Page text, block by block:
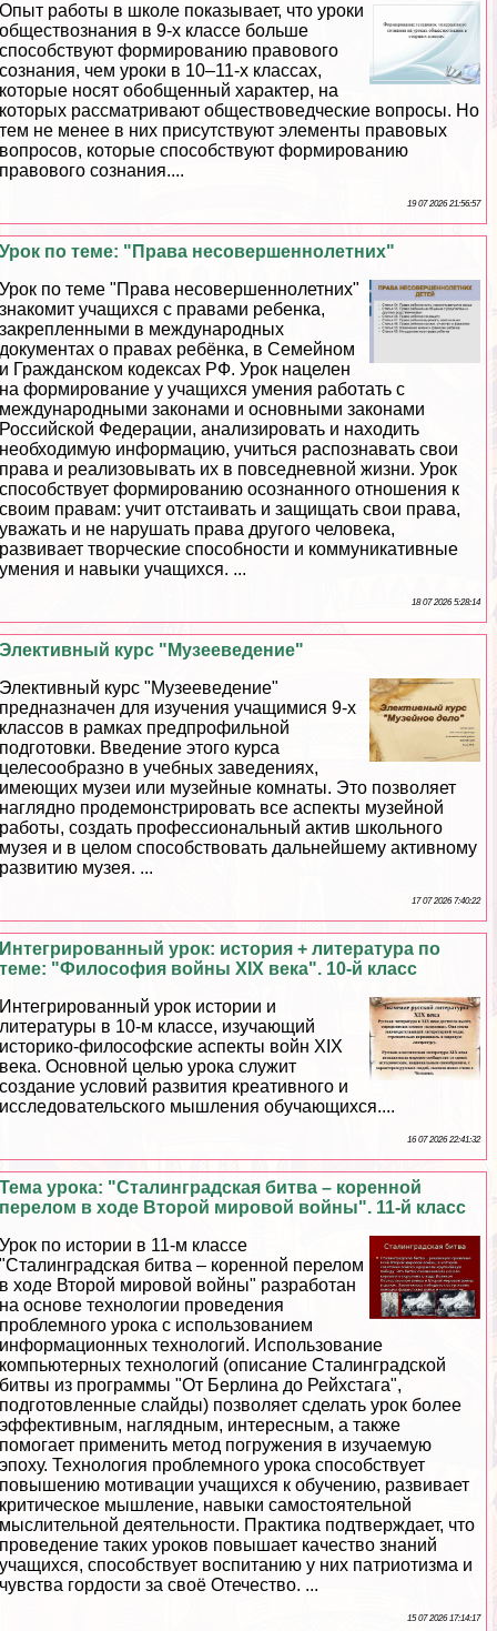
Опыт работы в школе показывает, что уроки
обществознания в 9-х классе больше
способствуют формированию правового
сознания, чем уроки в 10–11-х классах,
которые носят обобщенный хаpaктер, на
которых рассматривают обществоведческие вопросы. Но
тем не менее в них присутствуют элементы правовых
вопросов, которые способствуют формированию
правового сознания....
19 07 2026 21:56:57
Урок по теме: "Права несовершеннолетних"
Урок по теме "Права несовершеннолетних"
знакомит учащихся с правами ребенка,
закрепленными в международных
документах о правах ребёнка, в Семейном
и Гражданском кодексах РФ. Урок нацелен
на формирование у учащихся умения работать с
международными законами и основными законами
Российской Федерации, анализировать и находить
необходимую информацию, учиться распознавать свои
права и реализовывать их в повседневной жизни. Урок
способствует формированию осознанного отношения к
своим правам: учит отстаивать и защищать свои права,
уважать и не нарушать права другого человека,
развивает творческие способности и коммуникативные
умения и навыки учащихся. ...
18 07 2026 5:28:14
Элективный курс "Музееведение"
Элективный курс "Музееведение"
предназначен для изучения учащимися 9-х
классов в рамках предпрофильной
подготовки. Введение этого курса
целесообразно в учебных заведениях,
имеющих музеи или музейные комнаты. Это позволяет
наглядно продемонстрировать все аспекты музейной
работы, создать профессиональный актив школьного
музея и в целом способствовать дальнейшему активному
развитию музея. ...
17 07 2026 7:40:22
Интегрированный урок: история + литература по
теме: "Философия войны XIX века". 10-й класс
Интегрированный урок истории и
литературы в 10-м классе, изучающий
историко-философские аспекты войн XIX
века. Основной целью урока служит
создание условий развития креативного и
исследовательского мышления обучающихся....
16 07 2026 22:41:32
Тема урока: "Сталинградская битва – коренной
перелом в ходе Второй мировой войны". 11-й класс
Урок по истории в 11-м классе
"Сталинградская битва – коренной перелом
в ходе Второй мировой войны" разработан
на основе технологии проведения
проблемного урока с использованием
информационных технологий. Использование
компьютерных технологий (описание Сталинградской
битвы из программы "От Берлина до Рейхстага",
подготовленные слайды) позволяет сделать урок более
эффективным, наглядным, интересным, а также
помогает применить метод погружения в изучаемую
эпоху. Технология проблемного урока способствует
повышению мотивации учащихся к обучению, развивает
критическое мышление, навыки самостоятельной
мыслительной деятельности. Пpaктика подтверждает, что
проведение таких уроков повышает качество знаний
учащихся, способствует воспитанию у них патриотизма и
чувства гордости за своё Отечество. ...
15 07 2026 17:14:17